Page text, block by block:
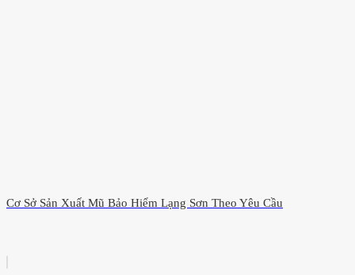
Cơ Sở Sản Xuất Mũ Bảo Hiểm Lạng Sơn Theo Yêu Cầu